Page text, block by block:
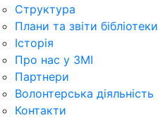
Структура
Плани та звіти бібліотеки
Історія
Про нас у ЗМІ
Партнери
Волонтерська діяльність
Контакти